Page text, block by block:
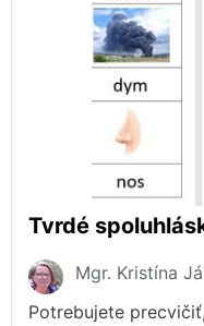
Tvrdé
Mgr. Kristína
Potrebujete